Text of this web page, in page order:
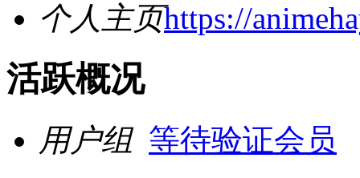
个人主页https://
活跃概况
用户组 等待验证会员